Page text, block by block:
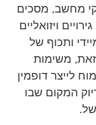
מחשב, מסכים
ויזואליים
ותכוף של
זאת, משימות
לייצר דופמין
המקום שבו